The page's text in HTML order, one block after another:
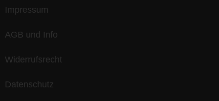
Impressum
AGB und Info
Widerrufsrecht
Datenschutz